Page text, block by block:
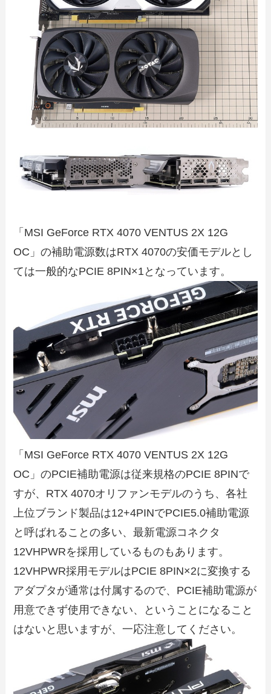
「MSI GeForce RTX 4070 VENTUS 2X 12G
OC」の補助電源数はRTX 4070の安価モデルとし
ては一般的なPCIE 8PIN×1となっています。
「MSI GeForce RTX 4070 VENTUS 2X 12G
OC」のPCIE補助電源は従来規格のPCIE 8PINで
すが、RTX 4070オリファンモデルのうち、各社
上位ブランド製品は12+4PINでPCIE5.0補助電源
と呼ばれることの多い、最新電源コネクタ
12VHPWRを採用しているものもあります。
12VHPWR採用モデルはPCIE 8PIN×2に変換する
アダプタが通常は付属するので、PCIE補助電源が
用意できず使用できない、ということになること
はないと思いますが、一応注意してください。